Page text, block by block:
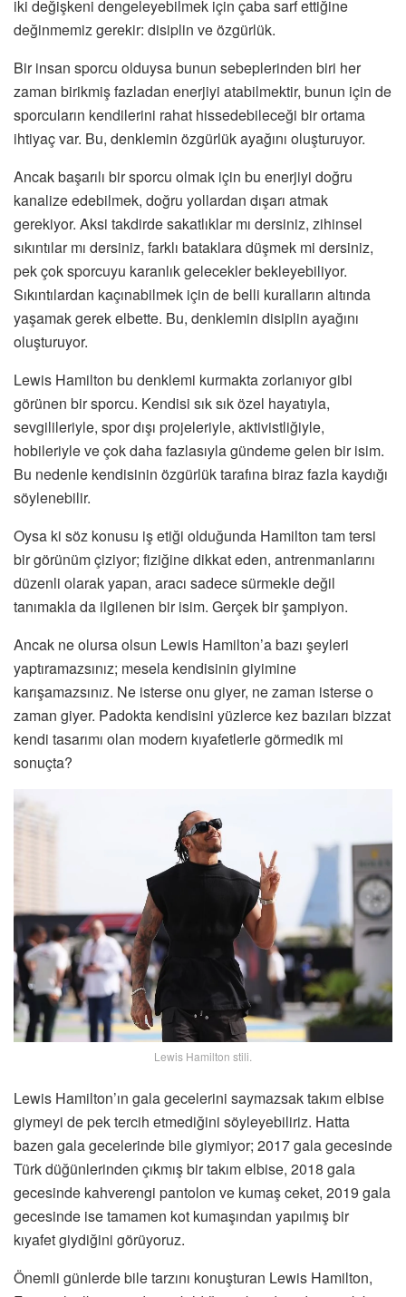
iki değişkeni dengeleyebilmek için çaba sarf ettiğine
değinmemiz gerekir: disiplin ve özgürlük.
Bir insan sporcu olduysa bunun sebeplerinden biri her
zaman birikmiş fazladan enerjiyi atabilmektir, bunun için de
sporcuların kendilerini rahat hissedebileceği bir ortama
ihtiyaç var. Bu, denklemin özgürlük ayağını oluşturuyor.
Ancak başarılı bir sporcu olmak için bu enerjiyi doğru
kanalize edebilmek, doğru yollardan dışarı atmak
gerekiyor. Aksi takdirde sakatlıklar mı dersiniz, zihinsel
sıkıntılar mı dersiniz, farklı bataklara düşmek mi dersiniz,
pek çok sporcuyu karanlık gelecekler bekleyebiliyor.
Sıkıntılardan kaçınabilmek için de belli kuralların altında
yaşamak gerek elbette. Bu, denklemin disiplin ayağını
oluşturuyor.
Lewis Hamilton bu denklemi kurmakta zorlanıyor gibi
görünen bir sporcu. Kendisi sık sık özel hayatıyla,
sevgilileriyle, spor dışı projeleriyle, aktivistliğiyle,
hobileriyle ve çok daha fazlasıyla gündeme gelen bir isim.
Bu nedenle kendisinin özgürlük tarafına biraz fazla kaydığı
söylenebilir.
Oysa ki söz konusu iş etiği olduğunda Hamilton tam tersi
bir görünüm çiziyor; fiziğine dikkat eden, antrenmanlarını
düzenli olarak yapan, aracı sadece sürmekle değil
tanımakla da ilgilenen bir isim. Gerçek bir şampiyon.
Ancak ne olursa olsun Lewis Hamilton’a bazı şeyleri
yaptıramazsınız; mesela kendisinin giyimine
karışamazsınız. Ne isterse onu giyer, ne zaman isterse o
zaman giyer. Padokta kendisini yüzlerce kez bazıları bizzat
kendi tasarımı olan modern kıyafetlerle görmedik mi
sonuçta?
Lewis Hamilton stili.
Lewis Hamilton’ın gala gecelerini saymazsak takım elbise
giymeyi de pek tercih etmediğini söyleyebiliriz. Hatta
bazen gala gecelerinde bile giymiyor; 2017 gala gecesinde
Türk düğünlerinden çıkmış bir takım elbise, 2018 gala
gecesinde kahverengi pantolon ve kumaş ceket, 2019 gala
gecesinde ise tamamen kot kumaşından yapılmış bir
kıyafet giydiğini görüyoruz.
Önemli günlerde bile tarzını konuşturan Lewis Hamilton,